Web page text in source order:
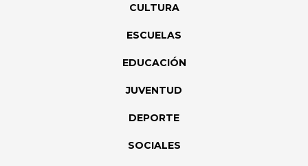
CULTURA
ESCUELAS
EDUCACIÓN
JUVENTUD
DEPORTE
SOCIALES